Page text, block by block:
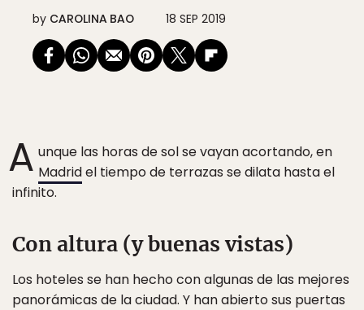
by CAROLINA BAO 18 SEP 2019
A unque las horas de sol se vayan acortando, en
Madridel tiempo de terrazas se dilata hasta el
infinito.
Con altura (y buenas vistas)
Los hoteles se han hecho con algunas de las mejores
panorámicas de la ciudad. Y han abierto sus puertas